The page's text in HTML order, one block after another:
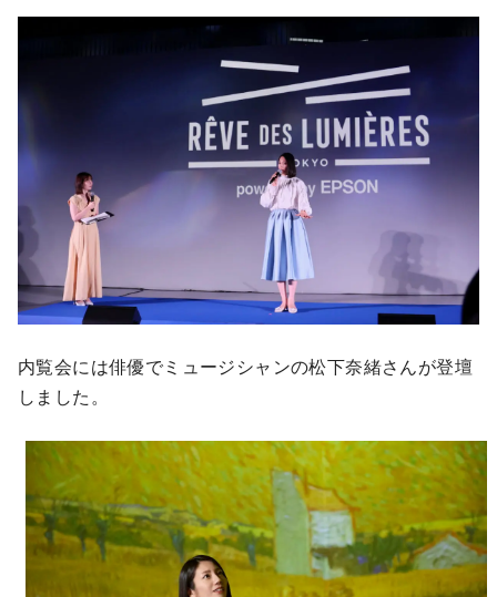
内覧会には俳優でミュージシャンの松下奈緒さんが登壇
しました。